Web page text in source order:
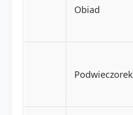
Obiad
Podwieczorek